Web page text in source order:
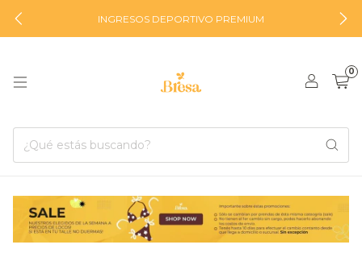
INGRESOS DEPORTIVO PREMIUM
0